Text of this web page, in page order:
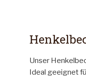
Unser
Ideal geeignet